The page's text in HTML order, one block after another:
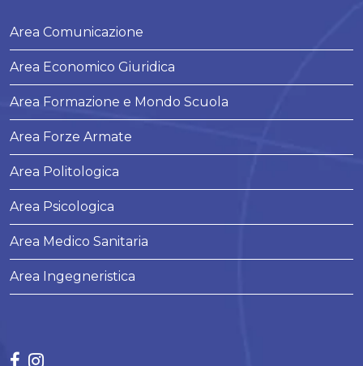
Area Comunicazione
Area Economico Giuridica
Area Formazione e Mondo Scuola
Area Forze Armate
Area Politologica
Area Psicologica
Area Medico Sanitaria
Area Ingegneristica